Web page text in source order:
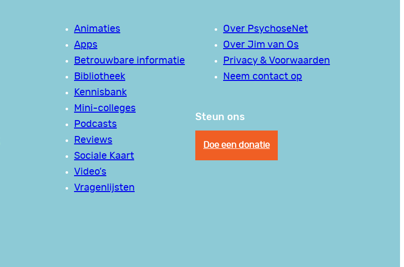
Animaties
Apps
Betrouwbare informatie
Bibliotheek
Kennisbank
Mini-colleges
Podcasts
Reviews
Sociale Kaart
Video’s
Vragenlijsten
Over PsychoseNet
Over Jim van Os
Privacy & Voorwaarden
Neem contact op
Steun ons
Doe een donatie